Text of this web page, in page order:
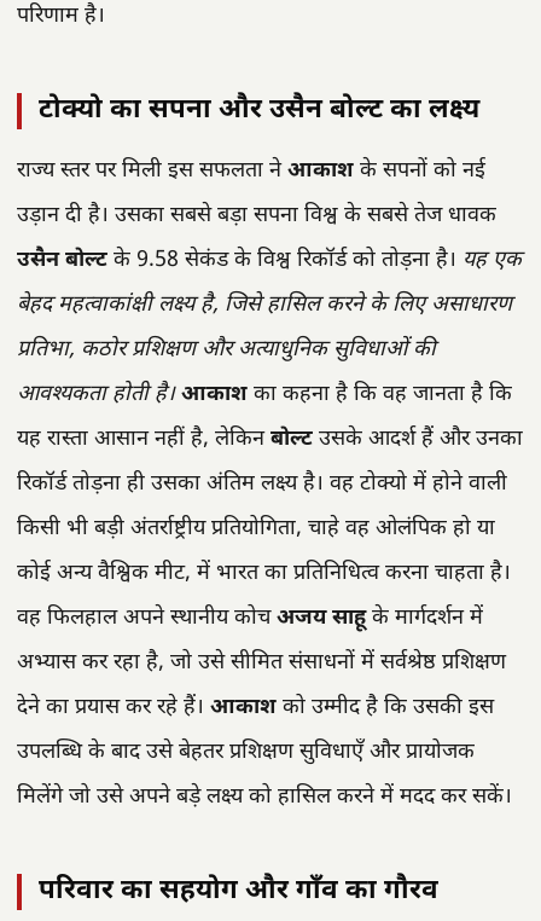
परिणाम है।
टोक्यो का सपना और उसैन बोल्ट का लक्ष्य
राज्य स्तर पर मिली इस सफलता नेआकाश के सपनों को नई
उड़ान दी है। उसका सबसे बड़ा सपना विश्व के सबसे तेज धावक
उसैन बोल्ट के 9.58 सेकंड के विश्व रिकॉर्ड को तोड़ना है। यह एक
बेहद महत्वाकांक्षी लक्ष्य है, जिसे हासिल करने के लिए असाधारण
प्रतिभा, कठोर प्रशिक्षण और अत्याधुनिक सुविधाओं की
आवश्यकता होती है। आकाश का कहना है कि वह जानता है कि
यह रास्ता आसान नहीं है, लेकिनबोल्ट उसके आदर्श हैं और उनका
रिकॉर्ड तोड़ना ही उसका अंतिम लक्ष्य है। वह टोक्यो में होने वाली
किसी भी बड़ी अंतर्राष्ट्रीय प्रतियोगिता, चाहे वह ओलंपिक हो या
कोई अन्य वैश्विक मीट, में भारत का प्रतिनिधित्व करना चाहता है।
वह फिलहाल अपने स्थानीय कोचअजय साहूके मार्गदर्शन में
अभ्यास कर रहा है, जो उसे सीमित संसाधनों में सर्वश्रेष्ठ प्रशिक्षण
देने का प्रयास कर रहे हैं। आकाश को उम्मीद है कि उसकी इस
उपलब्धि के बाद उसे बेहतर प्रशिक्षण सुविधाएँ और प्रायोजक
मिलेंगे जो उसे अपने बड़े लक्ष्य को हासिल करने में मदद कर सकें।
परिवार का सहयोग और गाँव का गौरव